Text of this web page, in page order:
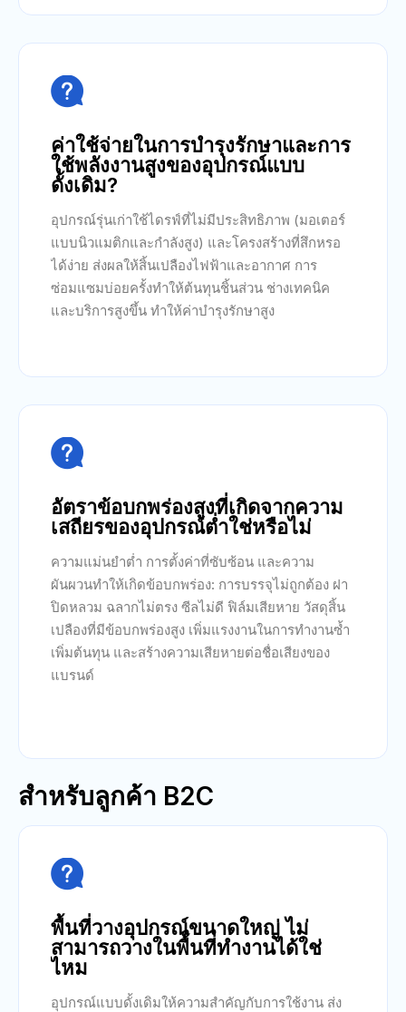

ค่าใช้จ่ายในการบำรุงรักษาและการ
ใช้พลังงานสูงของอุปกรณ์แบบ
ดั้งเดิม?
อุปกรณ์รุ่นเก่าใช้ไดรฟ์ที่ไม่มีประสิทธิภาพ (มอเตอร์
แบบนิวแมติกและกำลังสูง) และโครงสร้างที่สึกหรอ
ได้ง่าย ส่งผลให้สิ้นเปลืองไฟฟ้าและอากาศ การ
ซ่อมแซมบ่อยครั้งทำให้ต้นทุนชิ้นส่วน ช่างเทคนิค
และบริการสูงขึ้น ทำให้ค่าบำรุงรักษาสูง

อัตราข้อบกพร่องสูงที่เกิดจากความ
เสถียรของอุปกรณ์ต่ำใช่หรือไม่
ความแม่นยำต่ำ การตั้งค่าที่ซับซ้อน และความ
ผันผวนทำให้เกิดข้อบกพร่อง: การบรรจุไม่ถูกต้อง ฝา
ปิดหลวม ฉลากไม่ตรง ซีลไม่ดี ฟิล์มเสียหาย วัสดุสิ้น
เปลืองที่มีข้อบกพร่องสูง เพิ่มแรงงานในการทำงานซ้ำ
เพิ่มต้นทุน และสร้างความเสียหายต่อชื่อเสียงของ
แบรนด์
สำหรับลูกค้า B2C

พื้นที่วางอุปกรณ์ขนาดใหญ่ ไม่
สามารถวางในพื้นที่ทำงานได้ใช่
ไหม
อุปกรณ์แบบดั้งเดิมให้ความสำคัญกับการใช้งาน ส่ง